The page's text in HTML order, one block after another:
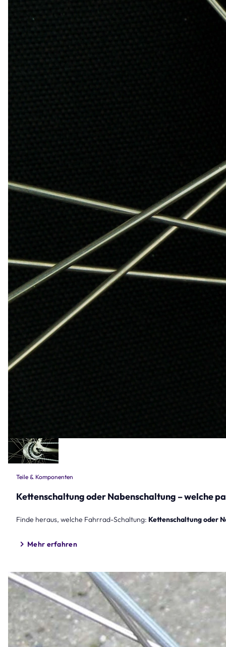
Teile & Komponenten
Kettenschaltung oder Nabenschaltung – welche
Finde heraus, welche Fahrrad-Schaltung: Kettenschaltung oder
Mehr erfahren